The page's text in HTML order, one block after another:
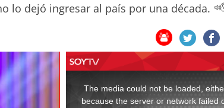
lo dejó ingresar al país por una década.
window.
The media could not be loaded,
because the server or network failed